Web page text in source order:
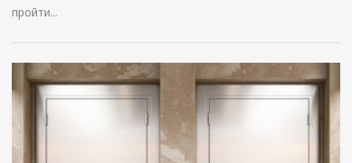
пройти...